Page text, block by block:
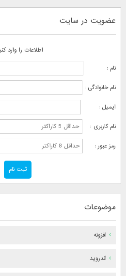
عضویت در سایت
اطلاعات را وارد
نام :
نام خانوادگی :
ایمیل :
نام کاربری :
رمز عبور :
موضوعات
افزونه
اندروید